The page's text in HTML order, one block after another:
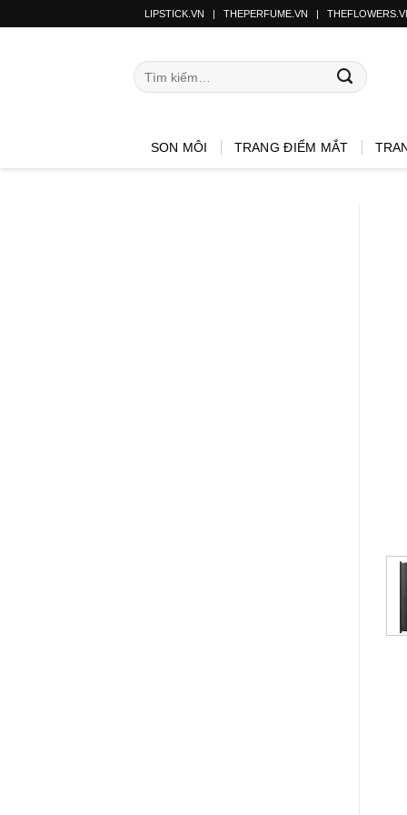
LIPSTICK.VN | THEPERFUME.VN |
SON MÔI TRANG ĐIỂM MẮT